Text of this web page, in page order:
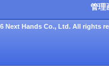
管理
Next Hands Co., Ltd. All rights